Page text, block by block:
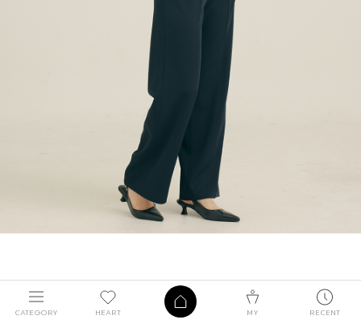
CATEGORY HEART MY RECENT